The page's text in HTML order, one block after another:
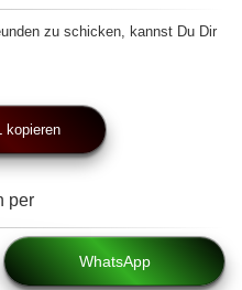
zu schicken, kannst Du Dir
kopieren
per
WhatsApp